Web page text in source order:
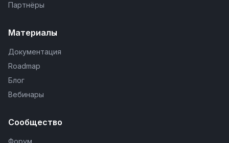
Партнёры
Материалы
Документация
Roadmap
Блог
Вебинары
Сообщество
Форум